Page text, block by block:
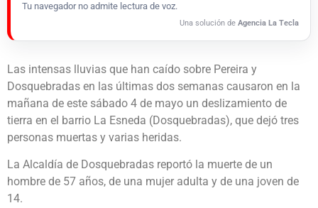
Tu navegador no admite lectura de voz.
Una solución de Agencia La Tecla
Las intensas lluvias que han caído sobre Pereira y
Dosquebradas en las últimas dos semanas causaron en la
mañana de este sábado 4 de mayo un deslizamiento de
tierra en el barrio La Esneda (Dosquebradas), que dejó tres
personas muertas y varias heridas.
La Alcaldía de Dosquebradas reportó la muerte de un
hombre de 57 años, de una mujer adulta y de una joven de
14.